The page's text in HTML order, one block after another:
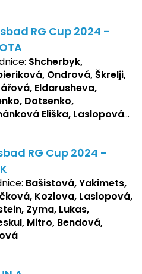
RG Cup 2024 -
Shcherbyk,
Ondrová, Škrelji,
Eldarusheva,
Dotsenko,
Eliška, Laslopová
Bašistová Beáta,
Pšeničková Vanesa,
Nelly, Laslopová B.,
Lukas, Negreskul ,
Bendová, Flaksová
RG Cup 2024 -
Bašistová, Yakimets,
Kozlova, Laslopová,
Zyma, Lukas,
Mitro, Bendová,